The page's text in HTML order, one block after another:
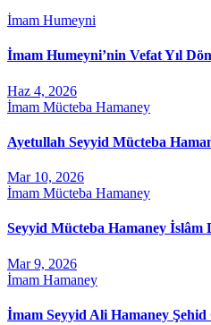
İmam Humeyni
İmam Humeyni’nin Vefat Yıl
Haz 4, 2026
İmam Mücteba Hamaney
Ayetullah Seyyid Mücteba
Mar 10, 2026
İmam Mücteba Hamaney
Seyyid Mücteba Hamaney
Mar 9, 2026
İmam Hamaney
İmam Seyyid Ali Hamaney Şehid